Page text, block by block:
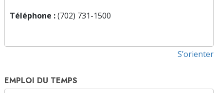
Téléphone :(702) 731-1500
S’orienter
EMPLOI DU TEMPS